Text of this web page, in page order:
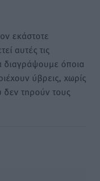
εκάστοτε
αυτές τις
διαγράψουμε όποια
ύβρεις, χωρίς
τηρούν τους